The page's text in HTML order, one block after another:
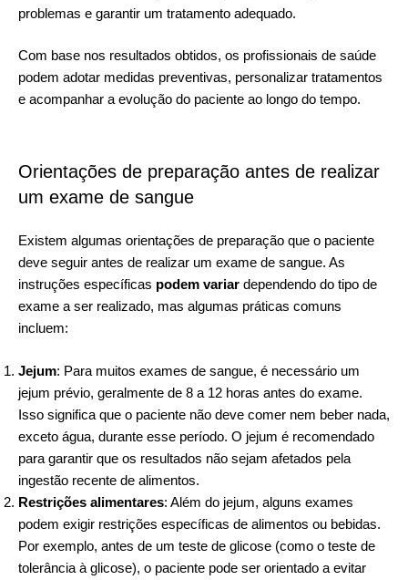
problemas e garantir um tratamento adequado.
Com base nos resultados obtidos, os profissionais de saúde
podem adotar medidas preventivas, personalizar tratamentos
e acompanhar a evolução do paciente ao longo do tempo.
Orientações de preparação antes de realizar
um exame de sangue
Existem algumas orientações de preparação que o paciente
deve seguir antes de realizar um exame de sangue. As
instruções específicas podem variar dependendo do tipo de
exame a ser realizado, mas algumas práticas comuns
incluem:
Jejum: Para muitos exames de sangue, é necessário um
jejum prévio, geralmente de 8 a 12 horas antes do exame.
Isso significa que o paciente não deve comer nem beber nada,
exceto água, durante esse período. O jejum é recomendado
para garantir que os resultados não sejam afetados pela
ingestão recente de alimentos.
Restrições alimentares: Além do jejum, alguns exames
podem exigir restrições específicas de alimentos ou bebidas.
Por exemplo, antes de um teste de glicose (como o teste de
tolerância à glicose), o paciente pode ser orientado a evitar